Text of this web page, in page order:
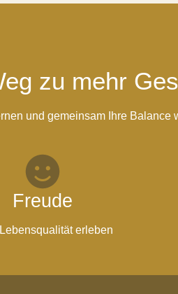
zu mehr
und gemeinsam Ihre Balance
Freude
erleben